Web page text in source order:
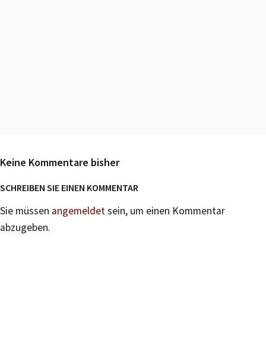
Keine Kommentare bisher
SCHREIBEN SIE EINEN KOMMENTAR
Sie müssen angemeldetsein, um einen Kommentar
abzugeben.